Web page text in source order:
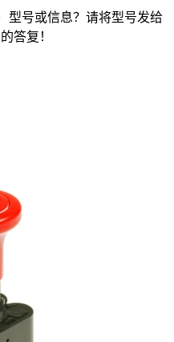
型号或信息？请将型号发给
答复！